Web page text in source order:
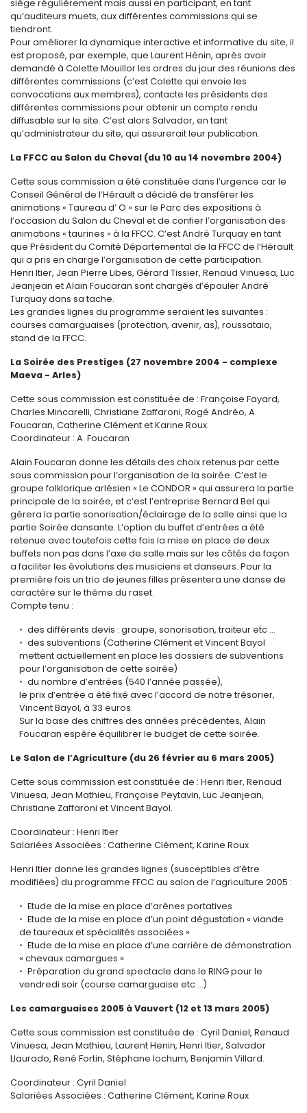
siège régulièrement mais aussi en participant, en tant
qu’auditeurs muets, aux différentes commissions qui se
tiendront.
Pour améliorer la dynamique interactive et informative du site, il
est proposé, par exemple, que Laurent Hénin, après avoir
demandé à Colette Mouillor les ordres du jour des réunions des
différentes commissions (c’est Colette qui envoie les
convocations aux membres), contacte les présidents des
différentes commissions pour obtenir un compte rendu
diffusable sur le site. C’est alors Salvador, en tant
qu’administrateur du site, qui assurerait leur publication.
La FFCC au Salon du Cheval (du 10 au 14 novembre 2004)
Cette sous commission a été constituée dans l’urgence car le
Conseil Général de l’Hérault a décidé de transférer les
animations « Taureau d’ O » sur le Parc des expositions à
l’occasion du Salon du Cheval et de confier l’organisation des
animations « taurines » à la FFCC. C’est André Turquay en tant
que Président du Comité Départemental de la FFCC de l’Hérault
qui a pris en charge l’organisation de cette participation.
Henri Itier, Jean Pierre Libes, Gérard Tissier, Renaud Vinuesa, Luc
Jeanjean et Alain Foucaran sont chargés d’épauler André
Turquay dans sa tache.
Les grandes lignes du programme seraient les suivantes :
courses camarguaises (protection, avenir, as), roussataio,
stand de la FFCC.
La Soirée des Prestiges (27 novembre 2004 - complexe
Maeva - Arles)
Cette sous commission est constituée de : Françoise Fayard,
Charles Mincarelli, Christiane Zaffaroni, Rogé Andréo, A.
Foucaran, Catherine Clément et Karine Roux.
Coordinateur : A. Foucaran
Alain Foucaran donne les détails des choix retenus par cette
sous commission pour l’organisation de la soirée. C’est le
groupe folklorique arlésien « Le CONDOR » qui assurera la partie
principale de la soirée, et c’est l’entreprise Bernard Bel qui
gérera la partie sonorisation/éclairage de la salle ainsi que la
partie Soirée dansante. L’option du buffet d’entrées a été
retenue avec toutefois cette fois la mise en place de deux
buffets non pas dans l’axe de salle mais sur les côtés de façon
a faciliter les évolutions des musiciens et danseurs. Pour la
première fois un trio de jeunes filles présentera une danse de
caractère sur le thème du raset.
Compte tenu :
des différents devis : groupe, sonorisation, traiteur etc ...
des subventions (Catherine Clément et Vincent Bayol
mettent actuellement en place les dossiers de subventions
pour l’organisation de cette soirée)
du nombre d’entrées (540 l’année passée),
le prix d’entrée a été fixé avec l’accord de notre trésorier,
Vincent Bayol, à 33 euros.
Sur la base des chiffres des années précédentes, Alain
Foucaran espère équilibrer le budget de cette soirée.
Le Salon de l’Agriculture (du 26 février au 6 mars 2005)
Cette sous commission est constituée de : Henri Itier, Renaud
Vinuesa, Jean Mathieu, Françoise Peytavin, Luc Jeanjean,
Christiane Zaffaroni et Vincent Bayol.
Coordinateur : Henri Itier
Salariées Associées : Catherine Clément, Karine Roux
Henri Itier donne les grandes lignes (susceptibles d’être
modifiées) du programme FFCC au salon de l’agriculture 2005 :
Etude de la mise en place d’arènes portatives
Etude de la mise en place d’un point dégustation « viande
de taureaux et spécialités associées »
Etude de la mise en place d’une carrière de démonstration
« chevaux camargues »
Préparation du grand spectacle dans le RING pour le
vendredi soir (course camarguaise etc ...).
Les camarguaises 2005 à Vauvert (12 et 13 mars 2005)
Cette sous commission est constituée de : Cyril Daniel, Renaud
Vinuesa, Jean Mathieu, Laurent Henin, Henri Itier, Salvador
Llaurado, René Fortin, Stéphane Iochum, Benjamin Villard.
Coordinateur : Cyril Daniel
Salariées Associées : Catherine Clément, Karine Roux